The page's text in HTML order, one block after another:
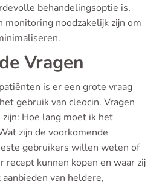
behandelingsoptie is,
monitoring noodzakelijk zijn om
Vragen
is er een grote vraag
gebruik van cleocin. Vragen
Hoe lang moet ik het
zijn de voorkomende
gebruikers willen weten of
recept kunnen kopen en waar zij
van heldere,